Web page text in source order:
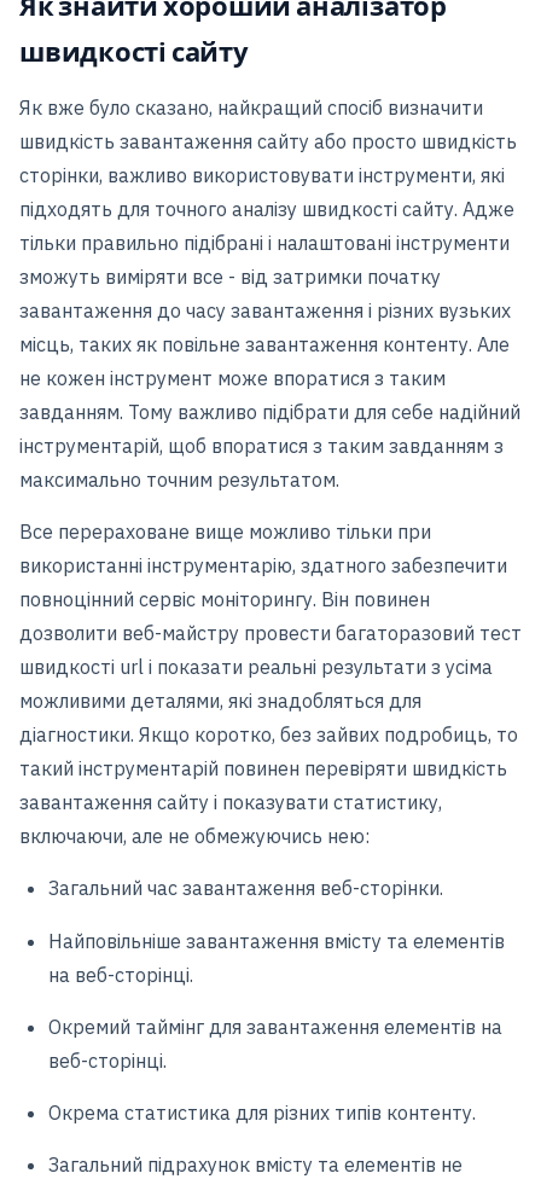
Як знайти хороший аналізатор
швидкості сайту
Як вже було сказано, найкращий спосіб визначити
швидкість завантаження сайту або просто швидкість
сторінки, важливо використовувати інструменти, які
підходять для точного аналізу швидкості сайту. Адже
тільки правильно підібрані і налаштовані інструменти
зможуть виміряти все - від затримки початку
завантаження до часу завантаження і різних вузьких
місць, таких як повільне завантаження контенту. Але
не кожен інструмент може впоратися з таким
завданням. Тому важливо підібрати для себе надійний
інструментарій, щоб впоратися з таким завданням з
максимально точним результатом.
Все перераховане вище можливо тільки при
використанні інструментарію, здатного забезпечити
повноцінний сервіс моніторингу. Він повинен
дозволити веб-майстру провести багаторазовий тест
швидкості url і показати реальні результати з усіма
можливими деталями, які знадобляться для
діагностики. Якщо коротко, без зайвих подробиць, то
такий інструментарій повинен перевіряти швидкість
завантаження сайту і показувати статистику,
включаючи, але не обмежуючись нею:
Загальний час завантаження веб-сторінки.
Найповільніше завантаження вмісту та елементів
на веб-сторінці.
Окремий таймінг для завантаження елементів на
веб-сторінці.
Окрема статистика для різних типів контенту.
Загальний підрахунок вмісту та елементів не